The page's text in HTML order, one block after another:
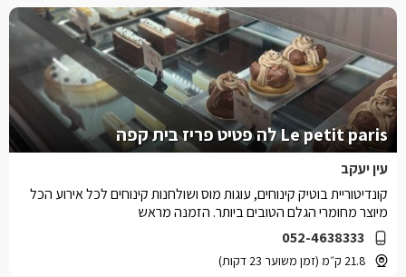
Le petit paris לה פטיט פריז בית קפה
עין יעקב
052-4638333
21.8 ק״מ (זמן משוער 23 דקות)
קונדיטוריית בוטיק קינוחים, עוגות מוס ושולחנות קינוחים לכל אירוע הכל
מיוצר מחומרי הגלם הטובים ביותר. הזמנה מראש